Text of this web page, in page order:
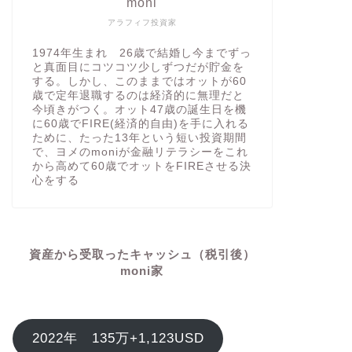
アラフィフ投資家
moni
1974年生まれ 26歳で結婚し今までずっ
と真面目にコツコツ少しずつだが貯金を
する。しかし、このままではオットが60
歳で定年退職するのは経済的に無理だと
今頃きがつく。オット47歳の誕生日を機
に60歳でFIRE(経済的自由)を手に入れる
ために、たった13年という短い投資期間
で、ヨメのmoniが金融リテラシーをこれ
から高めて60歳でオットをFIREさせる決
心をする
資産から受取ったキャッシュ（税引後）
moni家
2022年 135万+1,123USD